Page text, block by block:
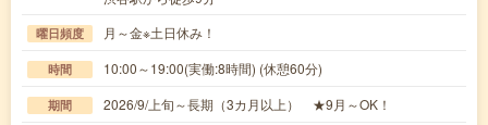
曜日頻度 月～金※土日休み！
時間 10:00～19:00(実働:8時間) (休憩60分)
期間 2026/9/上旬～長期（3カ月以上） ★9月～OK！